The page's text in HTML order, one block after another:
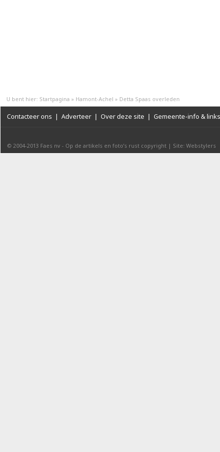
U bent hier: Startpagina » Hamont-Achel » Detta Spaas overleden
Contacteer ons | Adverteer | Over deze site | Gemeente-info & links
© 2004-2013 Faes nv - Op de artikels en foto’s rust copyright | Site: Webstylers